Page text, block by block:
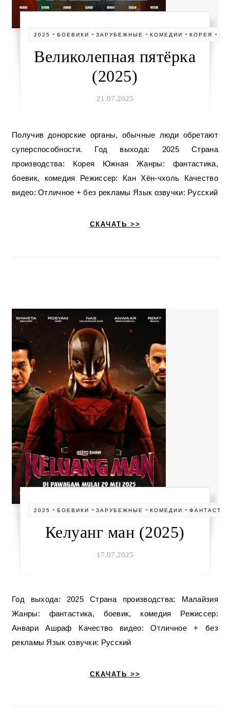
2025 -БОЕВИКИ -ЗАРУБЕЖНЫЕ -КОМЕДИИ -КОРЕЯ -
Великолепная пятёрка
(2025)
21.07.2025
Получив донорские органы, обычные люди обретают
суперспособности. Год выхода: 2025 Страна
производства: Корея Южная Жанры: фантастика,
боевик, комедия Режиссер: Кан Хён-чхоль Качество
видео: Отличное + без рекламы Язык озвучки: Русский
СКАЧАТЬ >>
2025 -БОЕВИКИ -ЗАРУБЕЖНЫЕ -КОМЕДИИ -
Келуанг ман (2025)
17.07.2025
Год выхода: 2025 Страна производства: Малайзия
Жанры: фантастика, боевик, комедия Режиссер:
Анвари Ашраф Качество видео: Отличное + без
рекламы Язык озвучки: Русский
СКАЧАТЬ >>